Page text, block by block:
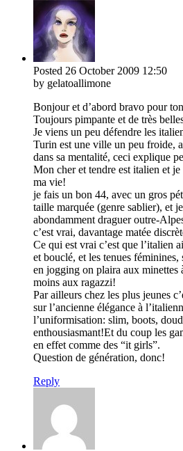
Posted 26 October 2009 12:50
by gelatoallimone
Bonjour et d’abord bravo pour
Toujours pimpante et de très
Je viens un peu défendre les
Turin est une ville un peu froide,
dans sa mentalité, ceci explique
Mon cher et tendre est italien et
ma vie!
je fais un bon 44, avec un gros
taille marquée (genre sablier), et
abondamment draguer outre-
c’est vrai, davantage matée
Ce qui est vrai c’est que l’italien
et bouclé, et les tenues
en jogging on plaira aux minettes
moins aux ragazzi!
Par ailleurs chez les plus jeunes
sur l’ancienne élégance à
l’uniformisation: slim, boots,
enthousiasmant!Et du coup les
en effet comme des “it girls”.
Question de génération, donc!
Reply